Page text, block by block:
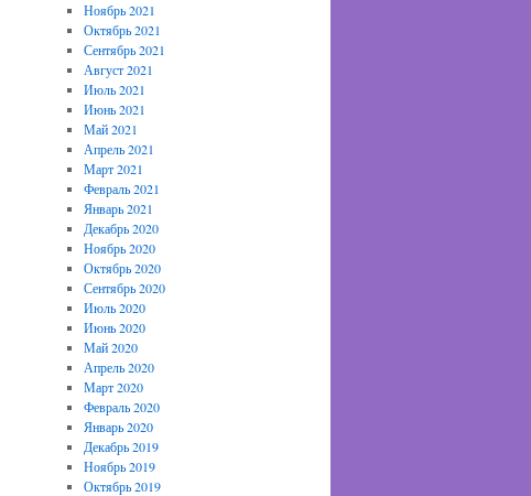
Ноябрь 2021
Октябрь 2021
Сентябрь 2021
Август 2021
Июль 2021
Июнь 2021
Май 2021
Апрель 2021
Март 2021
Февраль 2021
Январь 2021
Декабрь 2020
Ноябрь 2020
Октябрь 2020
Сентябрь 2020
Июль 2020
Июнь 2020
Май 2020
Апрель 2020
Март 2020
Февраль 2020
Январь 2020
Декабрь 2019
Ноябрь 2019
Октябрь 2019